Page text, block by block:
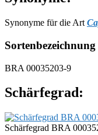
Synonyme für die Art
BRA 00035203-9
Schärfegrad:
Schärfegrad BRA